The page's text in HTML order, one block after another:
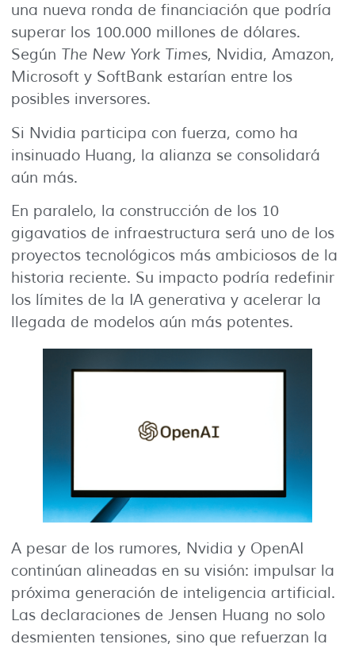
una nueva ronda de financiación que podría
superar los 100.000 millones de dólares.
Según The New York Times, Nvidia, Amazon,
Microsoft y SoftBank estarían entre los
posibles inversores.
Si Nvidia participa con fuerza, como ha
insinuado Huang, la alianza se consolidará
aún más.
En paralelo, la construcción de los 10
gigavatios de infraestructura será uno de los
proyectos tecnológicos más ambiciosos de la
historia reciente. Su impacto podría redefinir
los límites de la IA generativa y acelerar la
llegada de modelos aún más potentes.
A pesar de los rumores, Nvidia y OpenAI
continúan alineadas en su visión: impulsar la
próxima generación de inteligencia artificial.
Las declaraciones de Jensen Huang no solo
desmienten tensiones, sino que refuerzan la